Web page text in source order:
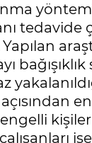
tedavide
engelli